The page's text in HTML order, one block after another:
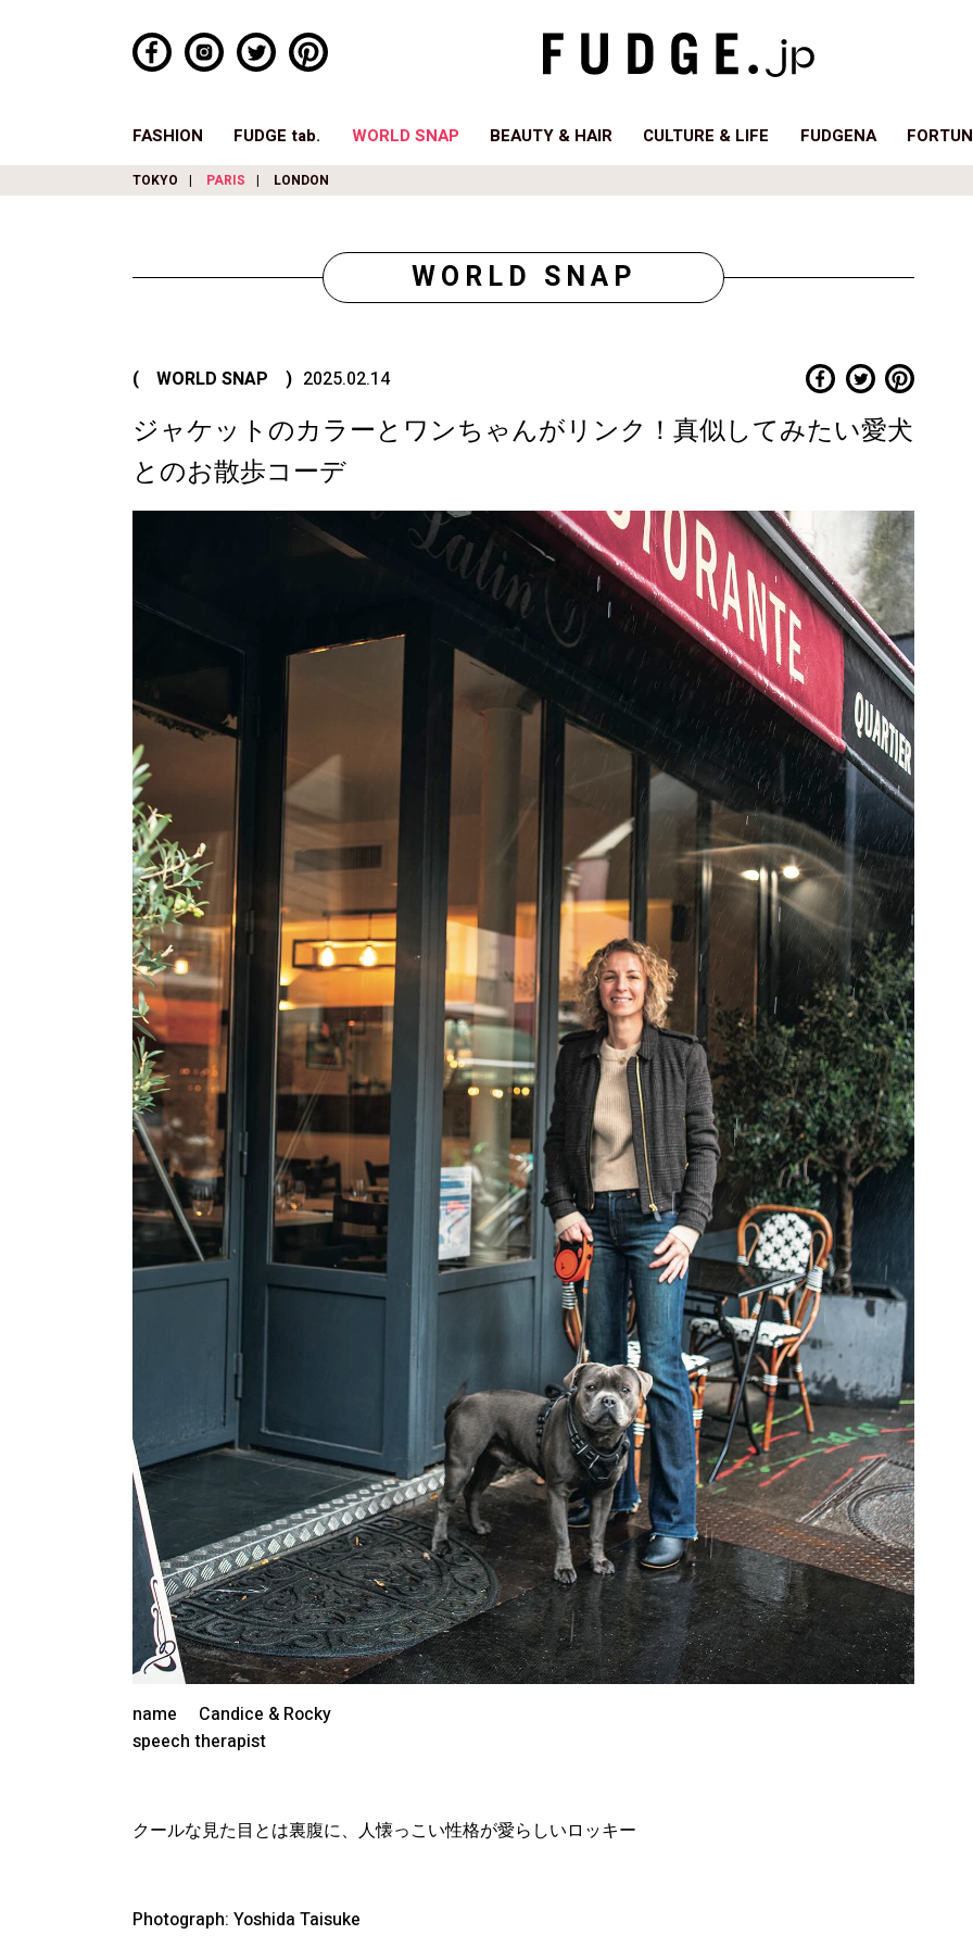
FASHION FUDGE tab. WORLD SNAP BEAUTY & HAIR CULTURE & LIFE FUDGENA
TOKYO PARIS LONDON
WORLD SNAP
( WORLD SNAP ) 2025.02.14
ジャケットのカラーとワンちゃんがリンク！真似してみたい愛犬
とのお散歩コーデ
name Candice & Rocky
speech therapist
クールな見た目とは裏腹に、人懐っこい性格が愛らしいロッキー
Photograph: Yoshida Taisuke